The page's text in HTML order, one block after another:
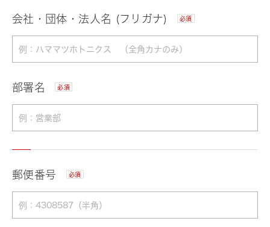
会社・団体・法人名 (フリガナ) 必須
部署名 必須
郵便番号 必須